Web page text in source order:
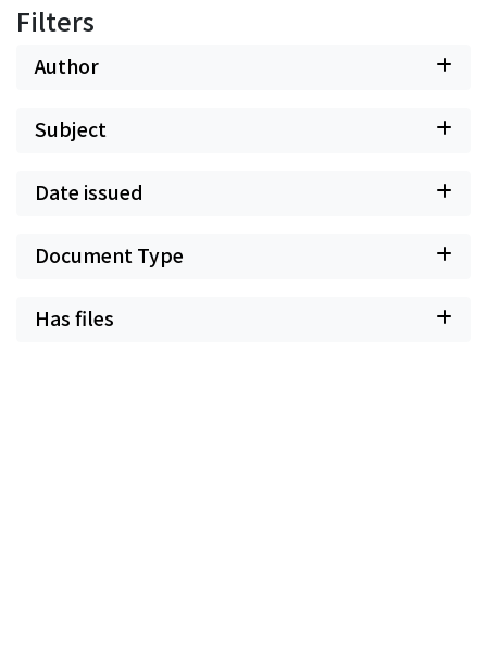
Filters
Author
Subject
Date issued
Document Type
Has files